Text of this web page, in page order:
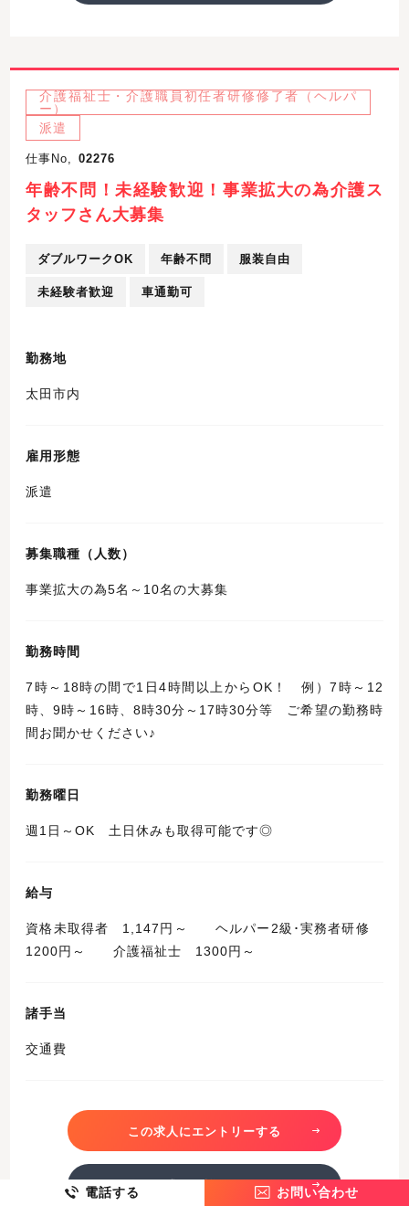
介護福祉士・介護職員初任者研修修了者（ヘルパ
ー）
派遣
仕事No, 02276
年齢不問！未経験歓迎！事業拡大の為介護ス
タッフさん大募集
ダブルワークOK 年齢不問 服装自由
未経験者歓迎 車通勤可
勤務地
太田市内
雇用形態
派遣
募集職種（人数）
事業拡大の為5名～10名の大募集
勤務時間
7時～18時の間で1日4時間以上からOK！ 例）7時～12
時、9時～16時、8時30分～17時30分等 ご希望の勤務時
間お聞かせください♪
勤務曜日
週1日～OK 土日休みも取得可能です◎
給与
資格未取得者 1,147円～ ヘルパー2級･実務者研修
1200円～ 介護福祉士 1300円～
諸手当
交通費
この求人にエントリーする
この求人を詳しく見る
電話する お問い合わせ